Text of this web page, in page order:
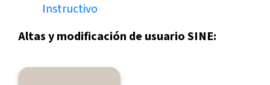
Instructivo
Altas y modificación de usuario SINE: